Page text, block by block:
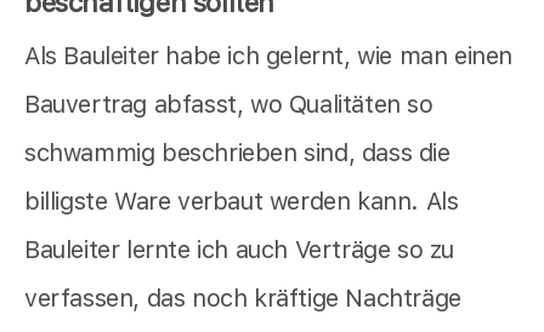
Als Bauleiter habe ich gelernt, wie man einen
Bauvertrag abfasst, wo Qualitäten so
schwammig beschrieben sind, dass die
billigste Ware verbaut werden kann. Als
Bauleiter lernte ich auch Verträge so zu
verfassen, das noch kräftige Nachträge